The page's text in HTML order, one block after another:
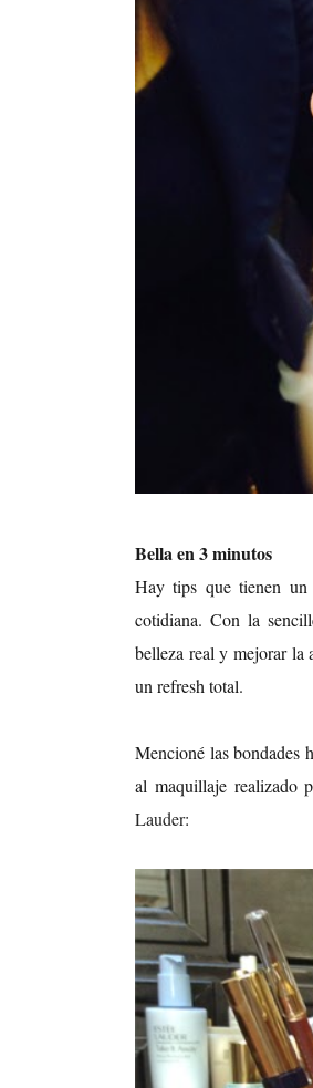
Bella en 3 minutos
Hay tips que tienen un
cotidiana. Con la
belleza real y mejorar la
un refresh total.
Mencioné las bondades
al maquillaje realizado
Lauder: